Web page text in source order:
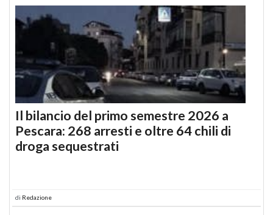
Il bilancio del primo semestre 2026 a
Pescara: 268 arresti e oltre 64 chili di
droga sequestrati
di Redazione